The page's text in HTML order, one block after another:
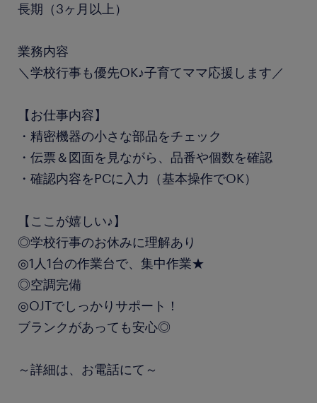
長期（3ヶ月以上）
業務内容
＼学校行事も優先OK♪子育てママ応援します／
【お仕事内容】
・精密機器の小さな部品をチェック
・伝票＆図面を見ながら、品番や個数を確認
・確認内容をPCに入力（基本操作でOK）
【ここが嬉しい♪】
◎学校行事のお休みに理解あり
◎1人1台の作業台で、集中作業★
◎空調完備
◎OJTでしっかりサポート！
ブランクがあっても安心◎
～詳細は、お電話にて～